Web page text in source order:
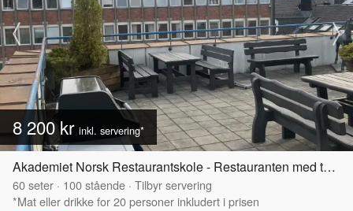
8 200 kr inkl. servering*
Akademiet Norsk Restaurantskole - Restauranten med takterrasse
60seter · 100stående · Tilbyr servering
*Mat eller drikke for 20 personer inkludert i prisen